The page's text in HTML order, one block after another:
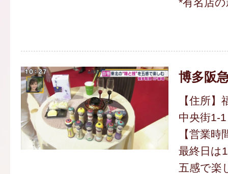
博多阪
【住所
中央街1-
【営業
最終日は
五感で楽